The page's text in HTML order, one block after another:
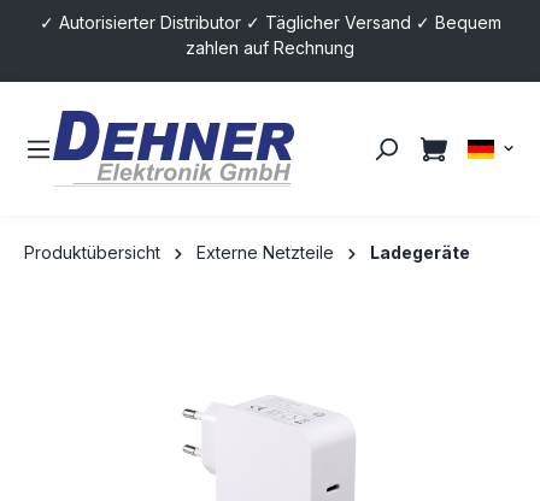
springen
✓ Autorisierter Distributor ✓ Täglicher Versand ✓ Bequem
zahlen auf Rechnung
Produktübersicht Externe Netzteile Ladegeräte